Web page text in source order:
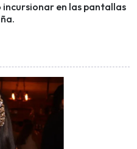
incursionar en las pantallas